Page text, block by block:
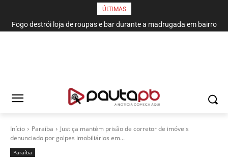
ÚLTIMAS
Fogo destrói loja de roupas e bar durante a madrugada em bairro
de João Pessoa
Botafogo-PB perde para o Santa Cruz e está fora da Copa do
Nordeste
Início Paraí­ba
Justiça mantém prisão de corretor de imóveis
denunciado por golpes imobiliários em...
Paraí­ba